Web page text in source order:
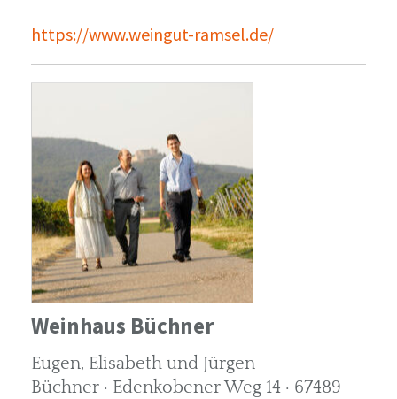
https://www.weingut-ramsel.de/
Weinhaus Büchner
Eugen, Elisabeth und Jürgen
Büchner · Edenkobener Weg 14 · 67489